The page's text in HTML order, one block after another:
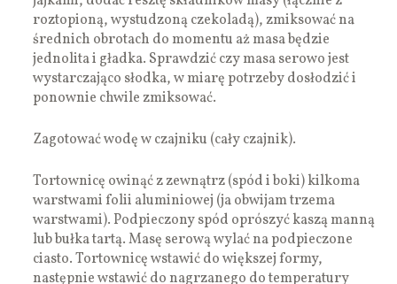
roztopioną, wystudzoną czekoladą), zmiksować na
średnich obrotach do momentu aż masa będzie
jednolita i gładka. Sprawdzić czy masa serowo jest
wystarczająco słodka, w miarę potrzeby dosłodzić i
ponownie chwile zmiksować.
Zagotować wodę w czajniku (cały czajnik).
Tortownicę owinąć z zewnątrz (spód i boki) kilkoma
warstwami folii aluminiowej (ja obwijam trzema
warstwami). Podpieczony spód oprószyć kaszą manną
lub bułka tartą. Masę serową wylać na podpieczone
ciasto. Tortownicę wstawić do większej formy,
następnie wstawić do nagrzanego do temperatury